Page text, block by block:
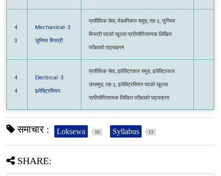
3 जुनियर मिस्त्री
प्राविधिक सेवा, मेकानिकल समुह, तह-३, जुनियर
मिस्त्री पदको खूल्ला प्रतियोगितात्मक लिखित
परीक्षाको पाठ्यक्रम
4 इलेक्ट्रिसियन
प्राविधिक सेवा, इलेक्ट्रिकल समुह, इलेक्ट्रिकल
उपसमुह, तह-३, इलेक्ट्रिसियन पदको खूल्ला
प्रतियोगितात्मक लिखित परीक्षाको पाठ्यक्रम
समाचार : Loksewa 16 Syllabus 13
SHARE: